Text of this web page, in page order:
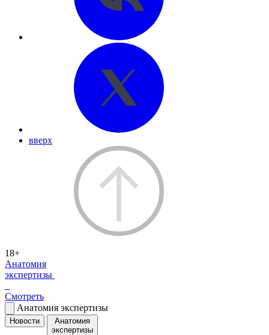
вверх
18+
Анатомия
экспертизы
Смотреть
Анатомия экспертизы
Новости
Анатомия
экспертизы